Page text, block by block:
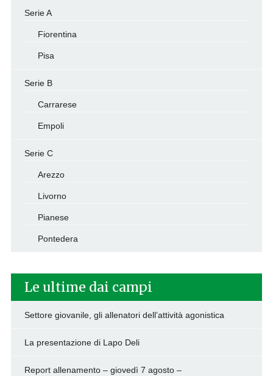
Serie A
Fiorentina
Pisa
Serie B
Carrarese
Empoli
Serie C
Arezzo
Livorno
Pianese
Pontedera
Le ultime dai campi
Settore giovanile, gli allenatori dell’attività agonistica
La presentazione di Lapo Deli
Report allenamento – giovedì 7 agosto –